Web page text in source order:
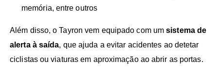
memória, entre outros
Além disso, o Tayron vem equipado com umsistema de
alerta à saída, que ajuda a evitar acidentes ao detetar
ciclistas ou viaturas em aproximação ao abrir as portas.